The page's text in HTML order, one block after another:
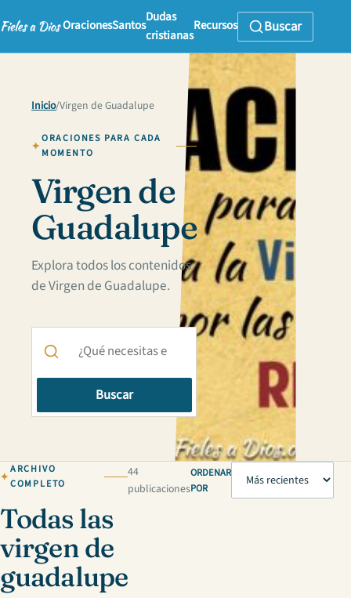
OracionesSantos
Dudas
cristianas
Recursos Buscar
Inicio/Virgen de Guadalupe
ORACIONES PARA CADA
MOMENTO
Virgen de
Guadalupe
Explora todos los contenidos
de Virgen de Guadalupe.
Buscar
ARCHIVO
COMPLETO
Todas las
virgen de
guadalupe
44
publicaciones
ORDENAR
POR